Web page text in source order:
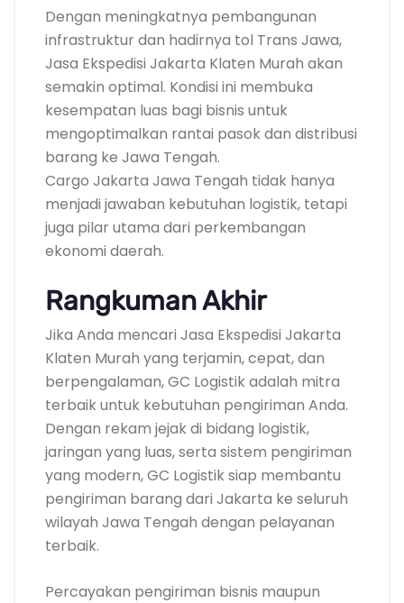
Dengan meningkatnya pembangunan
infrastruktur dan hadirnya tol Trans Jawa,
Jasa Ekspedisi Jakarta Klaten Murah akan
semakin optimal. Kondisi ini membuka
kesempatan luas bagi bisnis untuk
mengoptimalkan rantai pasok dan distribusi
barang ke Jawa Tengah.
Cargo Jakarta Jawa Tengah tidak hanya
menjadi jawaban kebutuhan logistik, tetapi
juga pilar utama dari perkembangan
ekonomi daerah.
Rangkuman Akhir
Jika Anda mencari Jasa Ekspedisi Jakarta
Klaten Murah yang terjamin, cepat, dan
berpengalaman, GC Logistik adalah mitra
terbaik untuk kebutuhan pengiriman Anda.
Dengan rekam jejak di bidang logistik,
jaringan yang luas, serta sistem pengiriman
yang modern, GC Logistik siap membantu
pengiriman barang dari Jakarta ke seluruh
wilayah Jawa Tengah dengan pelayanan
terbaik.
Percayakan pengiriman bisnis maupun